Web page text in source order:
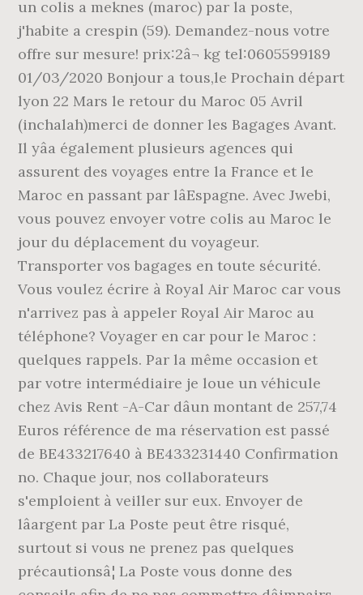
un colis a meknes (maroc) par la poste,
j'habite a crespin (59). Demandez-nous votre
offre sur mesure! prix:2â¬ kg tel:0605599189
01/03/2020 Bonjour a tous,le Prochain départ
lyon 22 Mars le retour du Maroc 05 Avril
(inchalah)merci de donner les Bagages Avant.
Il yâa également plusieurs agences qui
assurent des voyages entre la France et le
Maroc en passant par lâEspagne. Avec Jwebi,
vous pouvez envoyer votre colis au Maroc le
jour du déplacement du voyageur.
Transporter vos bagages en toute sécurité.
Vous voulez écrire à Royal Air Maroc car vous
n'arrivez pas à appeler Royal Air Maroc au
téléphone? Voyager en car pour le Maroc :
quelques rappels. Par la même occasion et
par votre intermédiaire je loue un véhicule
chez Avis Rent -A-Car dâun montant de 257,74
Euros référence de ma réservation est passé
de BE433217640 à BE433231440 Confirmation
no. Chaque jour, nos collaborateurs
s'emploient à veiller sur eux. Envoyer de
lâargent par La Poste peut être risqué,
surtout si vous ne prenez pas quelques
précautionsâ¦ La Poste vous donne des